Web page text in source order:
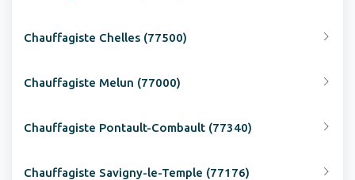
Chauffagiste Chelles (77500)
Chauffagiste Melun (77000)
Chauffagiste Pontault-Combault (77340)
Chauffagiste Savigny-le-Temple (77176)